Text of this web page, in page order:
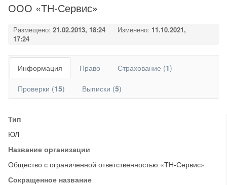
ООО «ТН-Сервис»
Размещено: 21.02.2013, 18:24 Изменено: 11.10.2021,
17:24
Информация Право Страхование (1)
Проверки (15) Выписки (5)
Тип
ЮЛ
Название организации
Общество с ограниченной ответственностью «ТН-Сервис»
Сокращенное название